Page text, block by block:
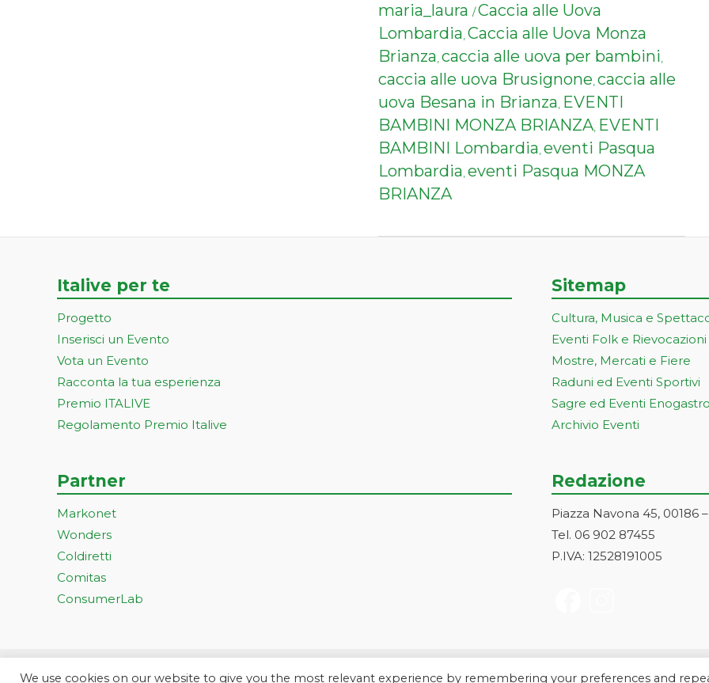
maria_laura /Caccia alle Uova
Lombardia,Caccia alle Uova Monza
Brianza,caccia alle uova per bambini,
caccia alle uova Brusignone,caccia alle
uova Besana in Brianza, EVENTI
BAMBINI MONZA BRIANZA, EVENTI
BAMBINI Lombardia,eventi Pasqua
Lombardia,eventi Pasqua MONZA
BRIANZA
Italive per te
Progetto
Inserisci un Evento
Vota un Evento
Racconta la tua esperienza
Premio ITALIVE
Regolamento Premio Italive
Partner
Markonet
Wonders
Coldiretti
Comitas
ConsumerLab
Sitemap
Cultura, Musica e
Eventi Folk e
Mostre, Mercati e Fiere
Raduni ed Eventi Sportivi
Sagre ed Eventi
Archivio Eventi
Redazione
Piazza Navona 45, 00186
Tel. 06 902 87455
P.IVA: 12528191005
We use cookies on our website to give you the most relevant experience by remembering your preferences and